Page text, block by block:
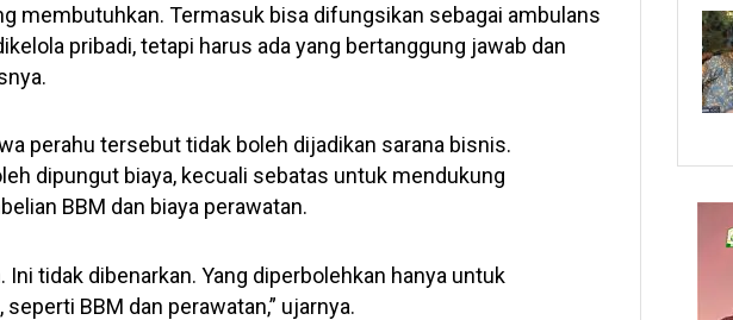
membutuhkan. Termasuk bisa difungsikan sebagai ambulans
pribadi, tetapi harus ada yang bertanggung jawab dan
perahu tersebut tidak boleh dijadikan sarana bisnis.
dipungut biaya, kecuali sebatas untuk mendukung
BBM dan biaya perawatan.
Ini tidak dibenarkan. Yang diperbolehkan hanya untuk
BBM dan perawatan,” ujarnya.